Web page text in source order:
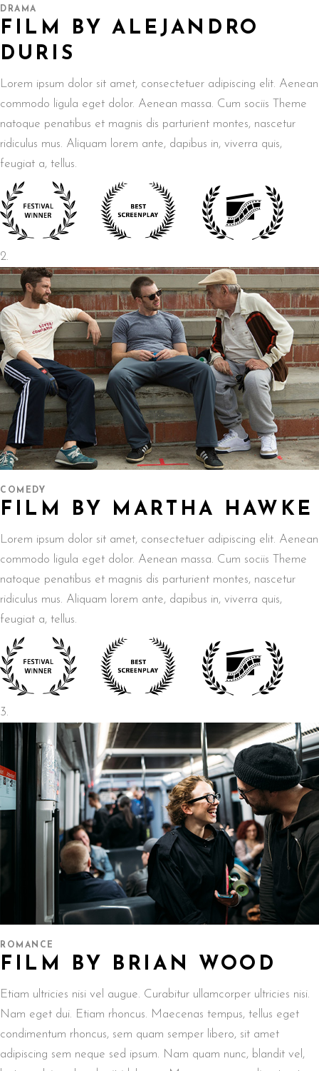
DRAMA
FILM BY ALEJANDRO
DURIS
Lorem ipsum dolor sit amet, consectetuer adipiscing elit. Aenean
commodo ligula eget dolor. Aenean massa. Cum sociis Theme
natoque penatibus et magnis dis parturient montes, nascetur
ridiculus mus. Aliquam lorem ante, dapibus in, viverra quis,
feugiat a, tellus.
COMEDY
FILM BY MARTHA HAWKE
Lorem ipsum dolor sit amet, consectetuer adipiscing elit. Aenean
commodo ligula eget dolor. Aenean massa. Cum sociis Theme
natoque penatibus et magnis dis parturient montes, nascetur
ridiculus mus. Aliquam lorem ante, dapibus in, viverra quis,
feugiat a, tellus.
ROMANCE
FILM BY BRIAN WOOD
Etiam ultricies nisi vel augue. Curabitur ullamcorper ultricies nisi.
Nam eget dui. Etiam rhoncus. Maecenas tempus, tellus eget
condimentum rhoncus, sem quam semper libero, sit amet
adipiscing sem neque sed ipsum. Nam quam nunc, blandit vel,